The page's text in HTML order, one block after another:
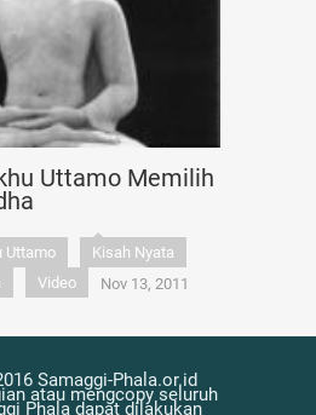
Uttamo Memilih
Uttamo
Kisah Nyata
Video Nov 13, 2011
Samaggi-Phala.or.id
atau mengcopy seluruh
Phala dapat dilakukan